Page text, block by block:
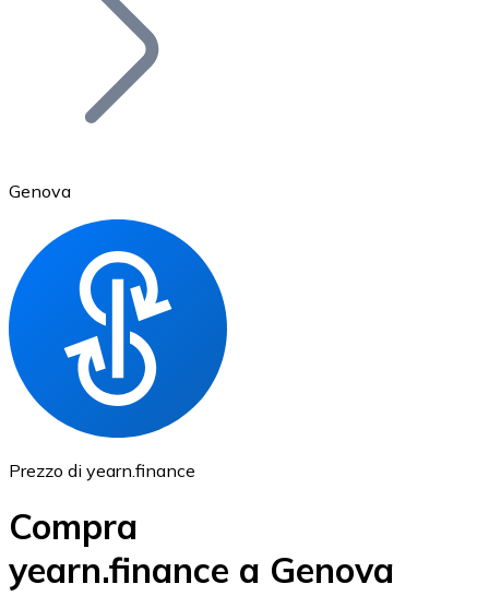
Ethereum
ETH
Genova
Prezzo di yearn.finance
Compra
yearn.finance a Genova